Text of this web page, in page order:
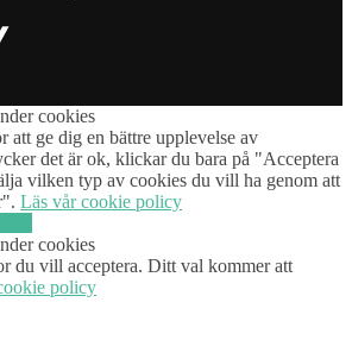
cookies
att ge dig en bättre upplevelse av
det är ok, klickar du bara på "Acceptera
vilken typ av cookies du vill ha genom att
Läs vår cookie policy
cookies
du vill acceptera. Ditt val kommer att
policy